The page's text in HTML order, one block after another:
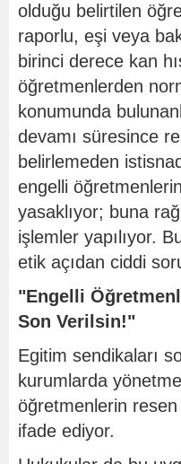
olduğu belirtilen
raporlu, eşi veya
birinci derece kan
öğretmenlerden
konumunda
devamı süresince
belirlemeden
engelli
yasaklıyor; buna
işlemler yapılıyor.
etik açıdan ciddi
"Engelli
Son Verilsin!"
Egitim sendikaları
kurumlarda
öğretmenlerin
ifade ediyor.